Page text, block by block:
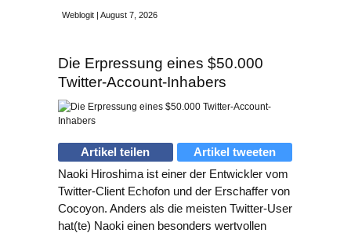
Weblogit | August 7, 2026
Die Erpressung eines $50.000
Twitter-Account-Inhabers
Artikel teilen
Artikel tweeten
Naoki Hiroshima ist einer der Entwickler vom
Twitter-Client Echofon und der Erschaffer von
Cocoyon. Anders als die meisten Twitter-User
hat(te) Naoki einen besonders wertvollen